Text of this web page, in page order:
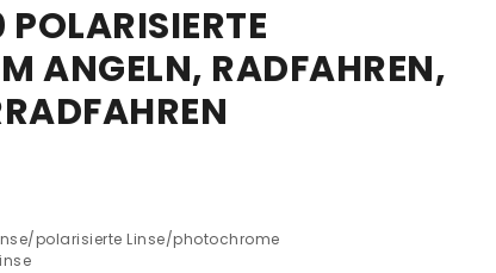
ANGELN, RADFAHREN,
polarisierte Linse/photochrome